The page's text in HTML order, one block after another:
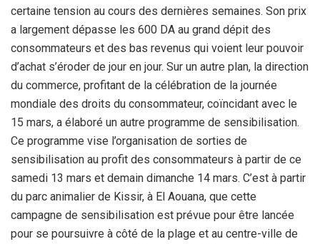
certaine tension au cours des dernières semaines. Son prix
a largement dépasse les 600 DA au grand dépit des
consommateurs et des bas revenus qui voient leur pouvoir
d’achat s’éroder de jour en jour. Sur un autre plan, la direction
du commerce, profitant de la célébration de la journée
mondiale des droits du consommateur, coïncidant avec le
15 mars, a élaboré un autre programme de sensibilisation.
Ce programme vise l’organisation de sorties de
sensibilisation au profit des consommateurs à partir de ce
samedi 13 mars et demain dimanche 14 mars. C’est à partir
du parc animalier de Kissir, à El Aouana, que cette
campagne de sensibilisation est prévue pour être lancée
pour se poursuivre à côté de la plage et au centre-ville de